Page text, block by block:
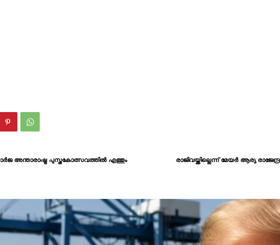
അന്താരാഷ്ട്ര പുസ്തകോത്സവത്തിൽ എത്തും
രാജിവയ്ക്കില്ലെന്ന് മേയർ ആര്യ